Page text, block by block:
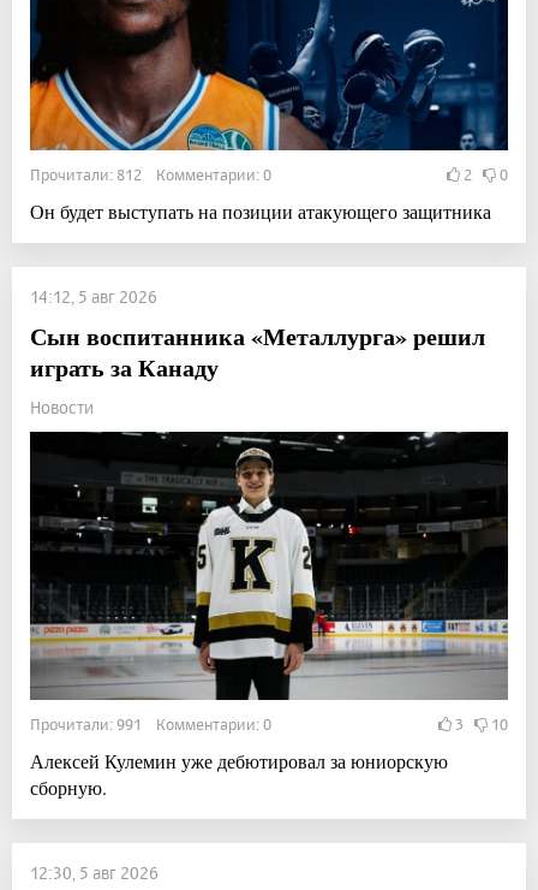
Прочитали: 812 Комментарии: 0 2 0
Он будет выступать на позиции атакующего защитника
14:12, 5 авг 2026
Сын воспитанника «Металлурга» решил
играть за Канаду
Новости
Прочитали: 991 Комментарии: 0 3 10
Алексей Кулемин уже дебютировал за юниорскую
сборную.
12:30, 5 авг 2026